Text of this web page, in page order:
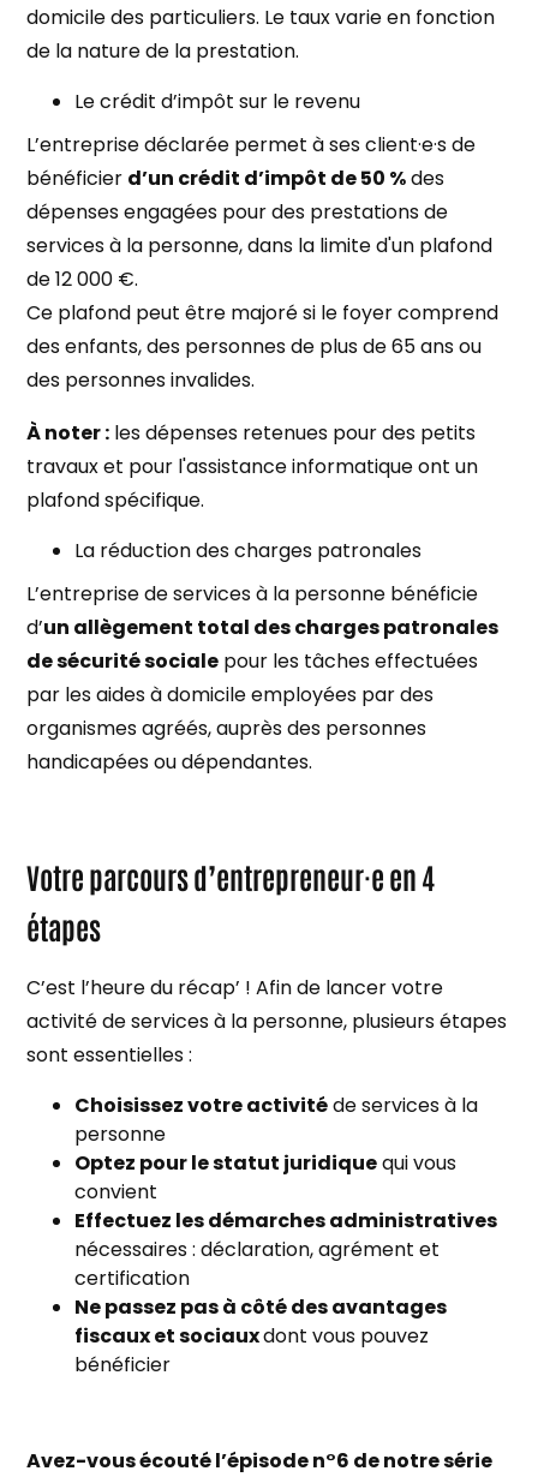
domicile des particuliers. Le taux varie en fonction
de la nature de la prestation.
Le crédit d’impôt sur le revenu
L’entreprise déclarée permet à ses client·e·s de
bénéficier d’un crédit d’impôt de 50 %des
dépenses engagées pour des prestations de
services à la personne, dans la limite d'un plafond
de 12 000 €.
Ce plafond peut être majoré si le foyer comprend
des enfants, des personnes de plus de 65 ans ou
des personnes invalides.
À noter : ​​les dépenses retenues pour des petits
travaux et pour l'assistance informatique ont un
plafond spécifique.
La réduction des charges patronales
L’entreprise de services à la personne bénéficie
d’un allègement total des charges patronales
de sécurité sociale pour les tâches effectuées
par les aides à domicile employées par des
organismes agréés, auprès des personnes
handicapées ou dépendantes.
Votre parcours d’entrepreneur·e en 4
étapes
C’est l’heure du récap’ ! Afin de lancer votre
activité de services à la personne, plusieurs étapes
sont essentielles :
Choisissez votre activitéde services à la
personne
Optez pour le statut juridiquequi vous
convient
Effectuez les démarches administratives
nécessaires : déclaration, agrément et
certification
Ne passez pas à côté des avantages
fiscaux et sociauxdont vous pouvez
bénéficier
Avez-vous écouté l’épisode n°6 de notre série